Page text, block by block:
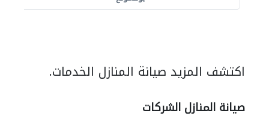
اكتشف المزيد صيانة المنازل الخدمات.
صيانة المنازل الشركات